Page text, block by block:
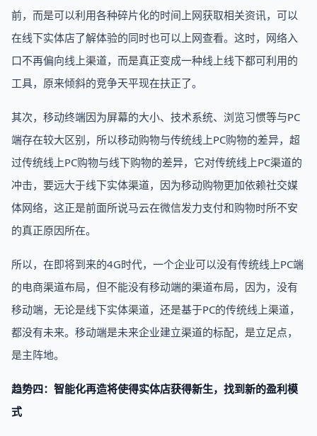
前，而是可以利用各种碎片化的时间上网获取相关资讯，可以
在线下实体店了解体验的同时也可以上网查看。这时，网络入
口不再偏向线上渠道，而是真正变成一种线上线下都可利用的
工具，原来倾斜的竞争天平现在扶正了。
其次，移动终端因为屏幕的大小、技术系统、浏览习惯等与PC
端存在较大区别，所以移动购物与传统线上PC购物的差异，超
过传统线上PC购物与线下购物的差异，它对传统线上PC渠道的
冲击，要远大于线下实体渠道，因为移动购物更加依赖社交媒
体网络，这正是前面所说马云在微信发力支付和购物时所不安
的真正原因所在。
所以，在即将到来的4G时代，一个企业可以没有传统线上PC端
的电商渠道布局，但不能没有移动端的渠道布局，因为，没有
移动端，无论是线下实体渠道，还是基于PC的传统线上渠道，
都没有未来。移动端是未来企业建立渠道的标配，是立足点，
是主阵地。
趋势四：智能化再造将使得实体店获得新生，找到新的盈利模
式